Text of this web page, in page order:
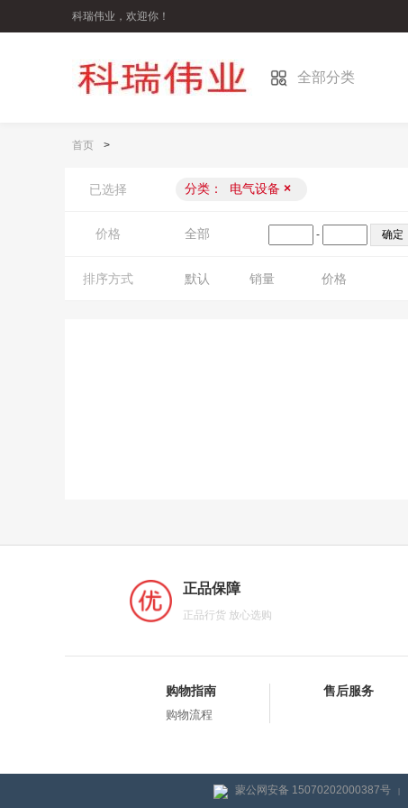
科瑞伟业，欢迎你！
全部分类
首页 >
已选择 分类： 电气设备 ×
价格 全部 -
排序方式 默认 销量 价格
正品保障
正品行货 放心选购
购物指南
购物流程
售后服务
蒙公网安备 15070202000387号 |